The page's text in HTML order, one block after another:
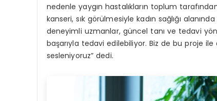
nedenle yaygın hastalıkların toplum
kanseri, sık görülmesiyle kadın sağlığı
deneyimli uzmanlar, güncel tanı ve tedavi
başarıyla tedavi edilebiliyor. Biz de bu proje
sesleniyoruz” dedi.